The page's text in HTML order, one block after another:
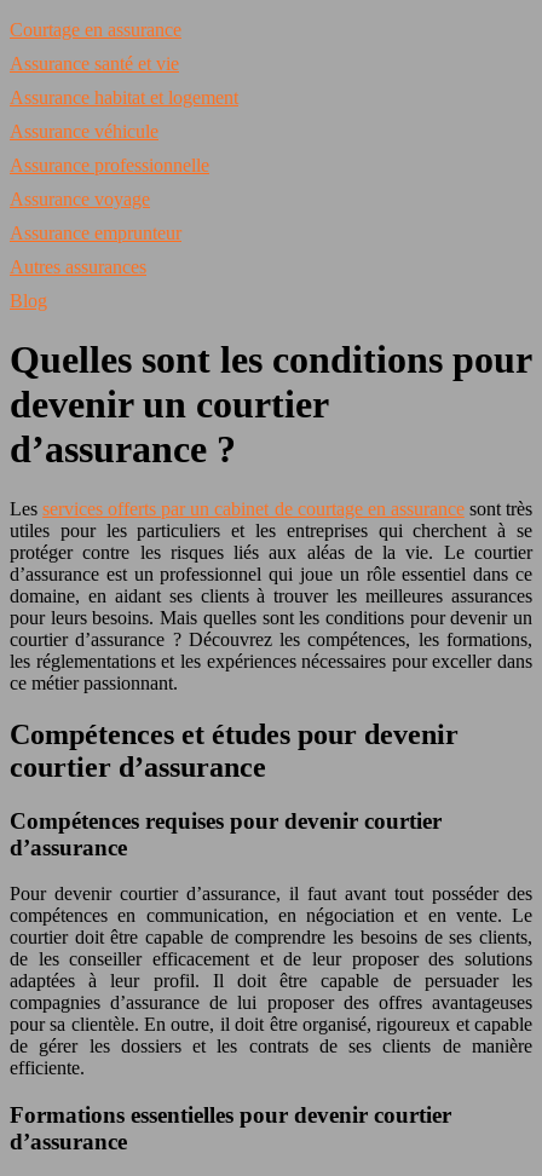
Courtage en assurance
Assurance santé et vie
Assurance habitat et logement
Assurance véhicule
Assurance professionnelle
Assurance voyage
Assurance emprunteur
Autres assurances
Blog
Quelles sont les conditions pour
devenir un courtier
d’assurance ?
Lesservices offerts par un cabinet de courtage en assurancesont très
utiles pour les particuliers et les entreprises qui cherchent à se
protéger contre les risques liés aux aléas de la vie. Le courtier
d’assurance est un professionnel qui joue un rôle essentiel dans ce
domaine, en aidant ses clients à trouver les meilleures assurances
pour leurs besoins. Mais quelles sont les conditions pour devenir un
courtier d’assurance ? Découvrez les compétences, les formations,
les réglementations et les expériences nécessaires pour exceller dans
ce métier passionnant.
Compétences et études pour devenir
courtier d’assurance
Compétences requises pour devenir courtier
d’assurance
Pour devenir courtier d’assurance, il faut avant tout posséder des
compétences en communication, en négociation et en vente. Le
courtier doit être capable de comprendre les besoins de ses clients,
de les conseiller efficacement et de leur proposer des solutions
adaptées à leur profil. Il doit être capable de persuader les
compagnies d’assurance de lui proposer des offres avantageuses
pour sa clientèle. En outre, il doit être organisé, rigoureux et capable
de gérer les dossiers et les contrats de ses clients de manière
efficiente.
Formations essentielles pour devenir courtier
d’assurance